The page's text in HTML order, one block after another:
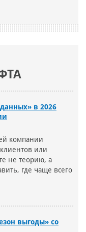
в 2026
компании
или
не теорию, а
где чаще всего
выгоды» со